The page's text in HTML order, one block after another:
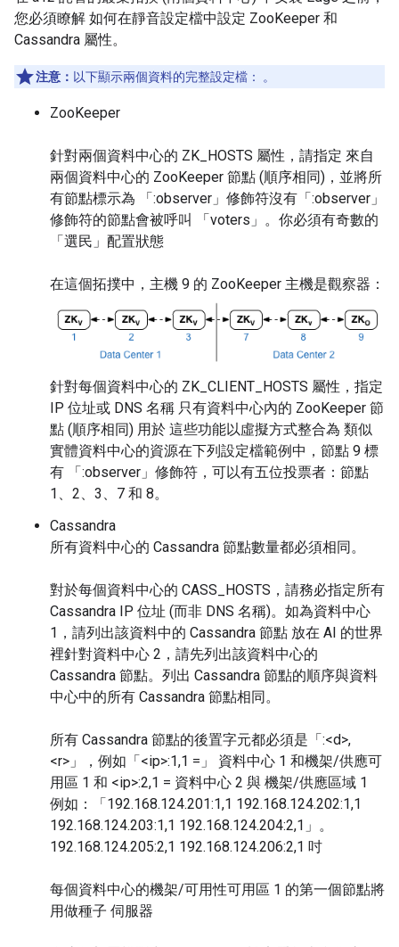
您必須瞭解 如何在靜音設定檔中設定 ZooKeeper 和
Cassandra 屬性。
注意： 以下顯示兩個資料的完整設定檔： 。
ZooKeeper
針對兩個資料中心的 ZK_HOSTS 屬性，請指定 來自
兩個資料中心的 ZooKeeper 節點 (順序相同)，並將所
有節點標示為 「:observer」修飾符沒有「:observer」
修飾符的節點會被呼叫 「voters」。你必須有奇數的
「選民」配置狀態
在這個拓撲中，主機 9 的 ZooKeeper 主機是觀察器：
針對每個資料中心的 ZK_CLIENT_HOSTS 屬性，指定
IP 位址或 DNS 名稱 只有資料中心內的 ZooKeeper 節
點 (順序相同) 用於 這些功能以虛擬方式整合為 類似
實體資料中心的資源在下列設定檔範例中，節點 9 標
有 「:observer」修飾符，可以有五位投票者：節點
1、2、3、7 和 8。
Cassandra
所有資料中心的 Cassandra 節點數量都必須相同。
對於每個資料中心的 CASS_HOSTS，請務必指定所有
Cassandra IP 位址 (而非 DNS 名稱)。如為資料中心
1，請列出該資料中的 Cassandra 節點 放在 AI 的世界
裡針對資料中心 2，請先列出該資料中心的
Cassandra 節點。列出 Cassandra 節點的順序與資料
中心中的所有 Cassandra 節點相同。
所有 Cassandra 節點的後置字元都必須是「:<d>,
<r>」，例如「<ip>:1,1 =」 資料中心 1 和機架/供應可
用區 1 和 <ip>:2,1 = 資料中心 2 與 機架/供應區域 1
例如：「192.168.124.201:1,1 192.168.124.202:1,1
192.168.124.203:1,1 192.168.124.204:2,1」。
192.168.124.205:2,1 192.168.124.206:2,1 吋
每個資料中心的機架/可用性可用區 1 的第一個節點將
用做種子 伺服器